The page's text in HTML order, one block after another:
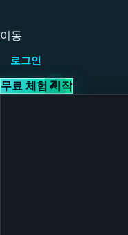
이동
로그인
무료 체험 시작